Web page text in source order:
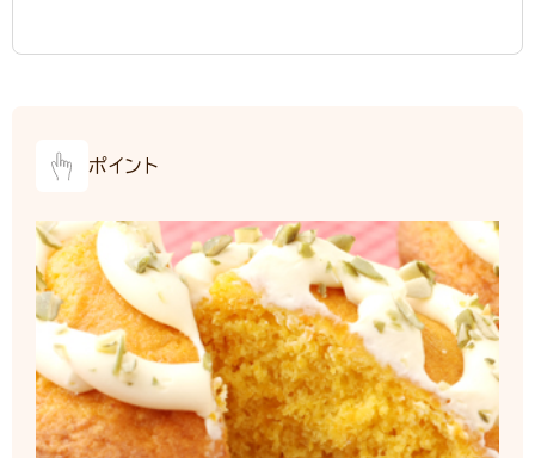
ポイント